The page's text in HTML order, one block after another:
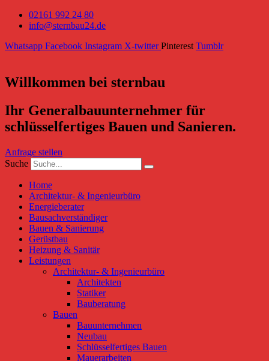
02161 992 24 80
info@sternbau24.de
Whatsapp Facebook Instagram X-twitter Pinterest Tumblr
Willkommen bei sternbau
Ihr Generalbauunternehmer für
schlüsselfertiges Bauen und Sanieren.
Anfrage stellen
Suche
Home
Architektur- & Ingenieurbüro
Energieberater
Bausachverständiger
Bauen & Sanierung
Gerüstbau
Heizung & Sanitär
Leistungen
Architektur- & Ingenieurbüro
Architekten
Statiker
Bauberatung
Bauen
Bauunternehmen
Neubau
Schlüsselfertiges Bauen
Mauerarbeiten